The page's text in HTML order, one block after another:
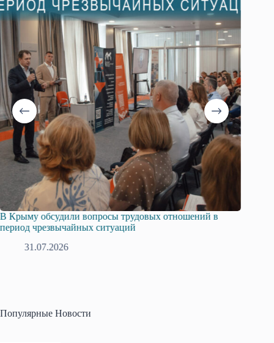
В Крыму обсудили вопросы трудовых отношений в
период чрезвычайных ситуаций
31.07.2026
Популярные Новости